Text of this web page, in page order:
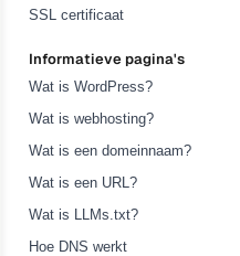
SSL certificaat
Informatieve pagina's
Wat is WordPress?
Wat is webhosting?
Wat is een domeinnaam?
Wat is een URL?
Wat is LLMs.txt?
Hoe DNS werkt